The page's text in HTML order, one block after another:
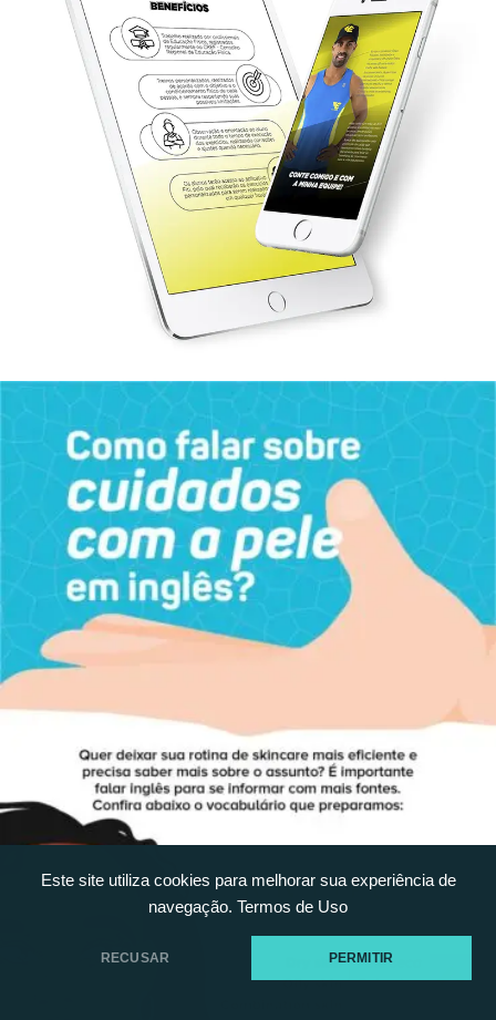
Este site utiliza cookies para melhorar sua experiência de
navegação. Termos de Uso
RECUSAR PERMITIR